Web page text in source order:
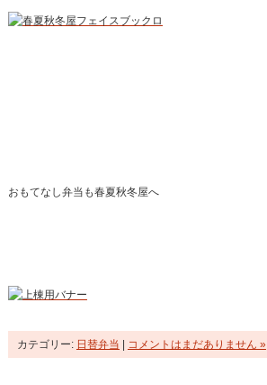
おもてなし弁当も春夏秋冬屋へ
カテゴリー: 日替弁当 コメントはまだありません »